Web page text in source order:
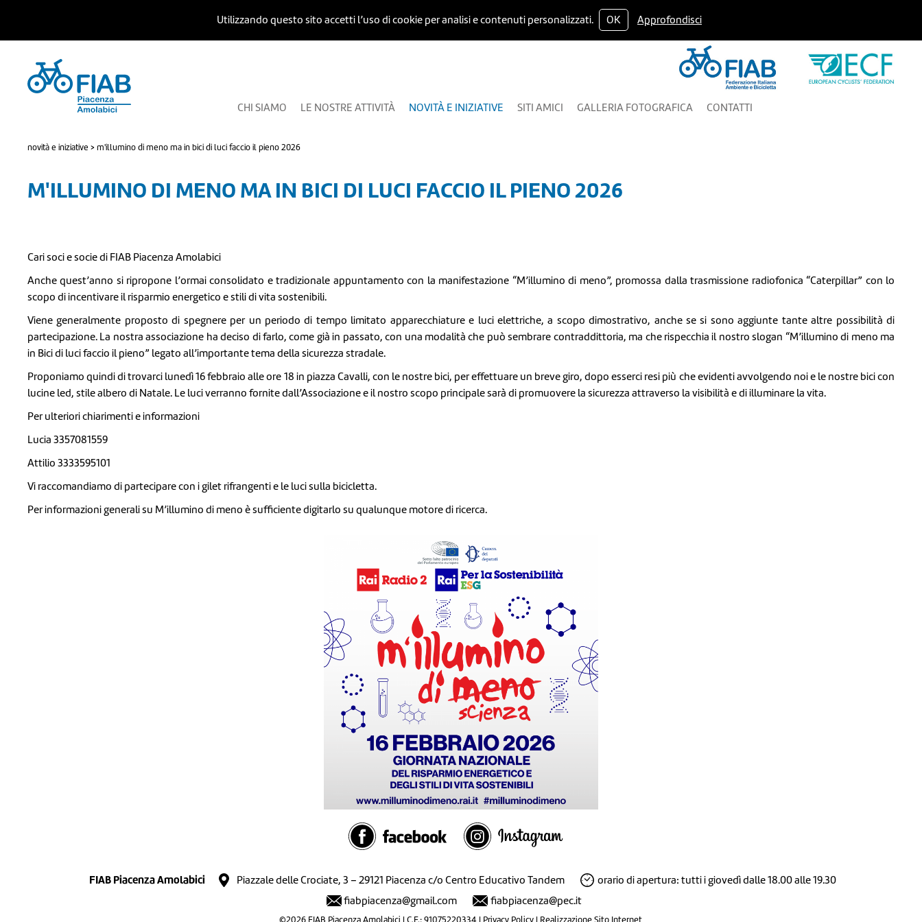
Utilizzando questo sito accetti l’uso di cookie per analisi e contenuti personalizzati. OK Approfondisci
CHI SIAMO LE NOSTRE ATTIVITÀ NOVITÀ E INIZIATIVE SITI AMICI GALLERIA FOTOGRAFICA CONTATTI
novità e iniziative > m'illumino di meno ma in bici di luci faccio il pieno 2026
M'ILLUMINO DI MENO MA IN BICI DI LUCI FACCIO IL PIENO 2026
Cari soci e socie di FIAB Piacenza Amolabici
Anche quest’anno si ripropone l’ormai consolidato e tradizionale appuntamento con la manifestazione “M’illumino di meno”, promossa dalla trasmissione radiofonica “Caterpillar” con lo
scopo di incentivare il risparmio energetico e stili di vita sostenibili.
Viene generalmente proposto di spegnere per un periodo di tempo limitato apparecchiature e luci elettriche, a scopo dimostrativo, anche se si sono aggiunte tante altre possibilità di
partecipazione. La nostra associazione ha deciso di farlo, come già in passato, con una modalità che può sembrare contraddittoria, ma che rispecchia il nostro slogan “M’illumino di meno ma
in Bici di luci faccio il pieno” legato all’importante tema della sicurezza stradale.
Proponiamo quindi di trovarci lunedì 16 febbraio alle ore 18 in piazza Cavalli, con le nostre bici, per effettuare un breve giro, dopo esserci resi più che evidenti avvolgendo noi e le nostre bici con
lucine led, stile albero di Natale. Le luci verranno fornite dall’Associazione e il nostro scopo principale sarà di promuovere la sicurezza attraverso la visibilità e di illuminare la vita.
Per ulteriori chiarimenti e informazioni
Lucia 3357081559
Attilio 3333595101
Vi raccomandiamo di partecipare con i gilet rifrangenti e le luci sulla bicicletta.
Per informazioni generali su M’illumino di meno è sufficiente digitarlo su qualunque motore di ricerca.
FIAB Piacenza Amolabici Piazzale delle Crociate, 3 – 29121 Piacenza c/o Centro Educativo Tandem
orario di apertura: tutti i giovedì dalle 18.00 alle 19.30
fiabpiacenza@gmail.com
fiabpiacenza@pec.it